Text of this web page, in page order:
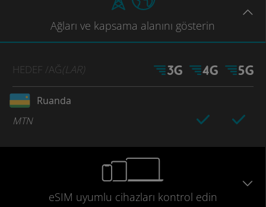
Ağları ve kapsama alanını gösterin
HEDEF /AĞ(LAR)
Ruanda
MTN
eSIM uyumlu cihazları kontrol edin